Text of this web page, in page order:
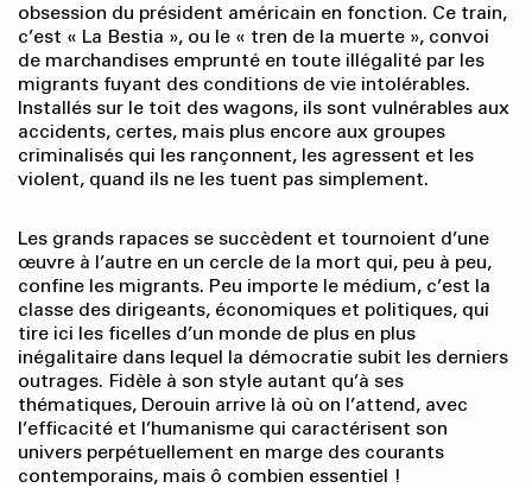
obsession du président américain en fonction. Ce train,
c’est « La Bestia », ou le « tren de la muerte », convoi
de marchandises emprunté en toute illégalité par les
migrants fuyant des conditions de vie intolérables.
Installés sur le toit des wagons, ils sont vulnérables aux
accidents, certes, mais plus encore aux groupes
criminalisés qui les rançonnent, les agressent et les
violent, quand ils ne les tuent pas simplement.
Les grands rapaces se succèdent et tournoient d’une
œuvre à l’autre en un cercle de la mort qui, peu à peu,
confine les migrants. Peu importe le médium, c’est la
classe des dirigeants, économiques et politiques, qui
tire ici les ficelles d’un monde de plus en plus
inégalitaire dans lequel la démocratie subit les derniers
outrages. Fidèle à son style autant qu’à ses
thématiques, Derouin arrive là où on l’attend, avec
l’efficacité et l’humanisme qui caractérisent son
univers perpétuellement en marge des courants
contemporains, mais ô combien essentiel !